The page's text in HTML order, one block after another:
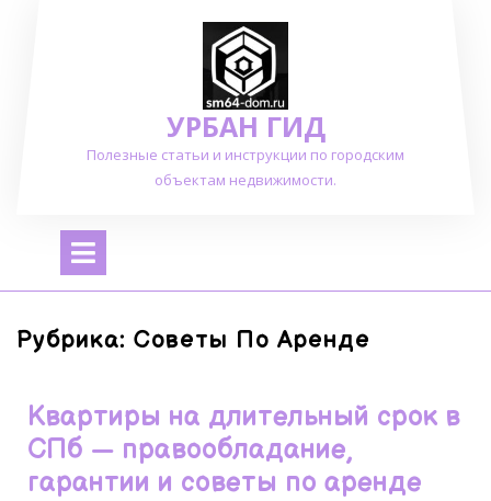
УРБАН ГИД
Полезные статьи и инструкции по городским
объектам недвижимости.
Открыть
Рубрика: Советы По Аренде
Квартиры на длительный срок в
СПб — правообладание,
гарантии и советы по аренде